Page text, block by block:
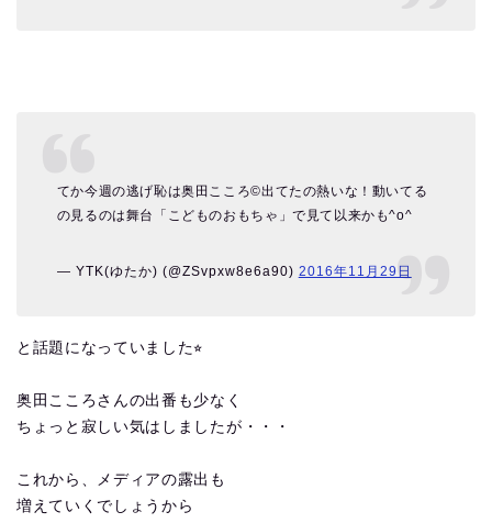
てか今週の逃げ恥は奥田こころ©︎出てたの熱いな！動いてる
の見るのは舞台「こどものおもちゃ」で見て以来かも^o^
— YTK(ゆたか) (@ZSvpxw8e6a90) 2016年11月29日
と話題になっていました⭐︎
奥田こころさんの出番も少なく
ちょっと寂しい気はしましたが・・・
これから、メディアの露出も
増えていくでしょうから